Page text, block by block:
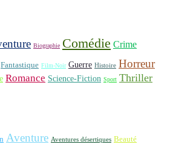
Biographie Comédie Crime
Fantastique Film-Noir Guerre Histoire Horreur
Romance Science-Fiction Sport Thriller
Aventure Aventures désertiques Beauté